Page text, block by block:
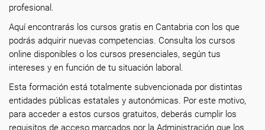
profesional.
Aquí encontrarás los cursos gratis en Cantabria con los que
podrás adquirir nuevas competencias. Consulta los cursos
online disponibles o los cursos presenciales, según tus
intereses y en función de tu situación laboral.
Esta formación está totalmente subvencionada por distintas
entidades públicas estatales y autonómicas. Por este motivo,
para acceder a estos cursos gratuitos, deberás cumplir los
requisitos de acceso marcados por la Administración que los